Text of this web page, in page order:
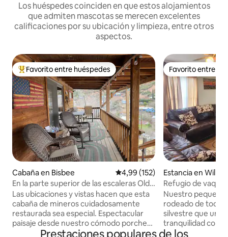
Los huéspedes coinciden en que estos alojamientos
que admiten mascotas se merecen excelentes
calificaciones por su ubicación y limpieza, entre otros
aspectos.
Favorito entre los huéspedes más destacados
Favorito entre huéspedes
Cabaña en Bisbee Calificación promedio: 4,99 de
4,99 (152)
En la parte superior de las escaleras Old
Bisbee
Las ubicaciones y vistas hacen que esta
cabaña de mineros cuidadosamente
restaurada sea especial. Espectacular
paisaje desde nuestro cómodo porche
cubierto que está a poca distancia a pie
Favorito entre
Favorito entre
Estancia en
Refugio de
Nuestro
rodeado de toda
silvestre que uno
tranquilidad con
estrelladas son